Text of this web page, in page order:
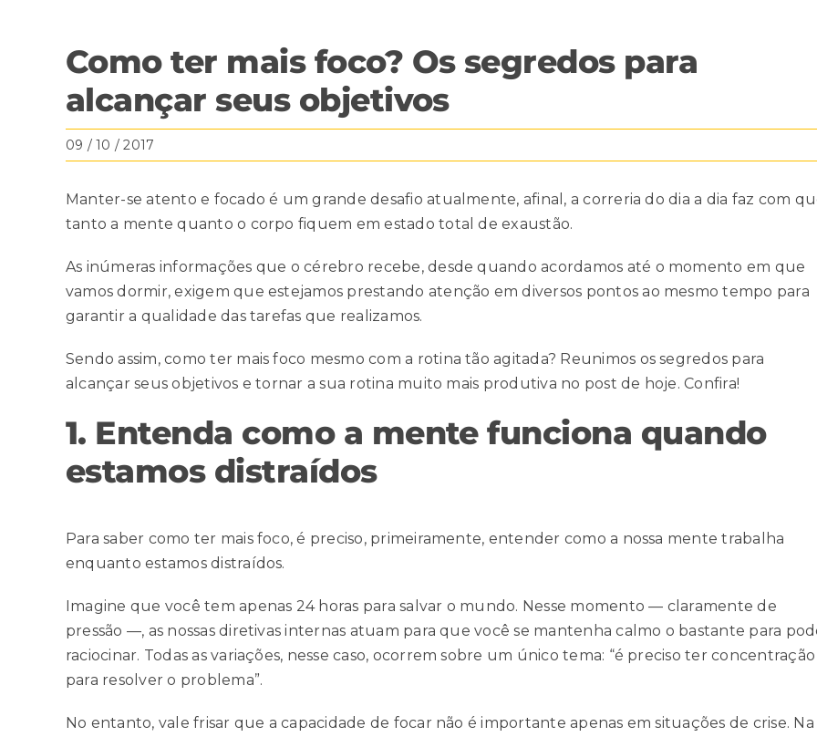
Larger
Image
Como ter mais foco? Os segredos para
alcançar seus objetivos
09 / 10 / 2017
Manter-se atento e focado é um grande desafio atualmente, afinal, a correria do dia a dia faz com
tanto a mente quanto o corpo fiquem em estado total de exaustão.
As inúmeras informações que o cérebro recebe, desde quando acordamos até o momento em que
vamos dormir, exigem que estejamos prestando atenção em diversos pontos ao mesmo tempo para
garantir a qualidade das tarefas que realizamos.
Sendo assim, como ter mais foco mesmo com a rotina tão agitada? Reunimos os segredos para
alcançar seus objetivos e tornar a sua rotina muito mais produtiva no post de hoje. Confira!
1. Entenda como a mente funciona quando
estamos distraídos
Para saber como ter mais foco, é preciso, primeiramente, entender como a nossa mente trabalha
enquanto estamos distraídos.
Imagine que você tem apenas 24 horas para salvar o mundo. Nesse momento — claramente de
pressão —, as nossas diretivas internas atuam para que você se mantenha calmo o bastante para
raciocinar. Todas as variações, nesse caso, ocorrem sobre um único tema: “é preciso ter concentração
para resolver o problema”.
No entanto, vale frisar que a capacidade de focar não é importante apenas em situações de crise. Na